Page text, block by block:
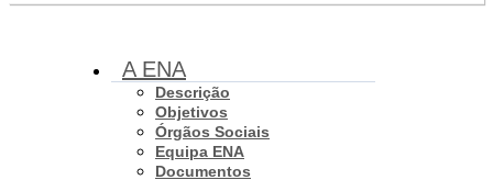
A ENA
Descrição
Objetivos
Órgãos Sociais
Equipa ENA
Documentos